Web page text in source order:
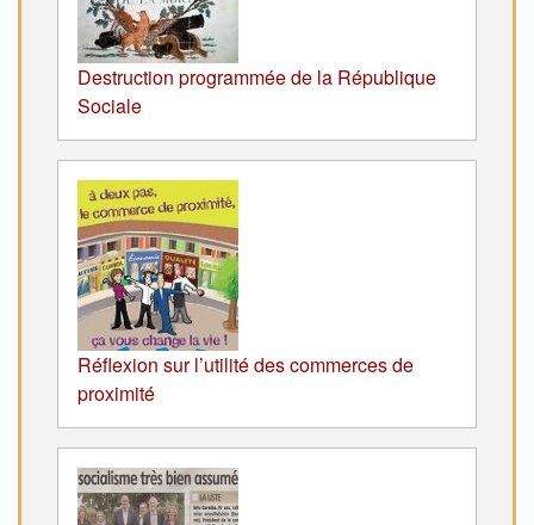
Destruction programmée de la République
Sociale
Réflexion sur l’utilité des commerces de
proximité